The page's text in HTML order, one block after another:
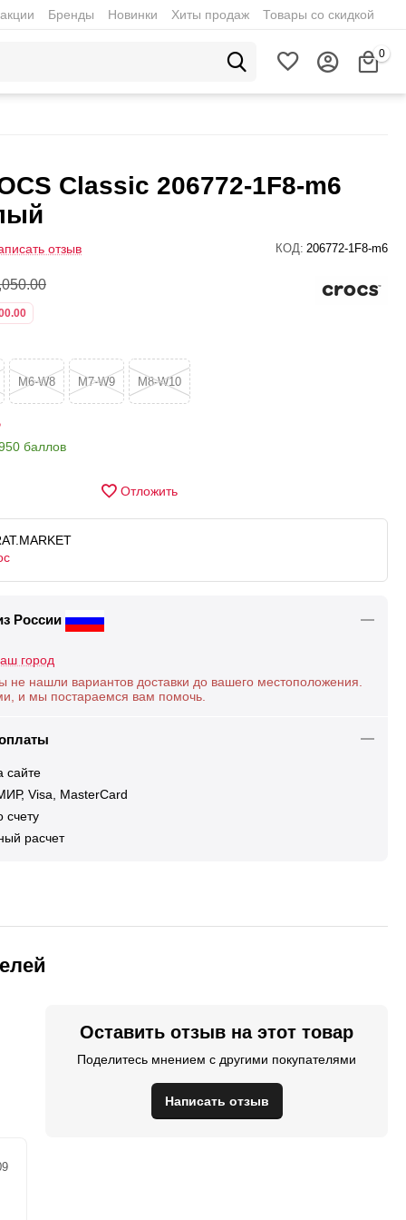
Бренды Новинки Хиты продаж Товары со скидкой
0
Classic 206772-1F8-m6
отзыв КОД: 206772-1F8-m6
M6-W8 M7-W9 M8-W10
баллов
Отложить
России
город
нашли вариантов доставки до вашего местоположения.
и мы постараемся вам помочь.
сайте
Visa, MasterCard
расчет
Оставить отзыв на этот товар
Поделитесь мнением с другими покупателями
Написать отзыв